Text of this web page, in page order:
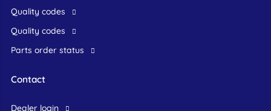
Quality codes
Quality codes
Parts order status
Contact
dealer login